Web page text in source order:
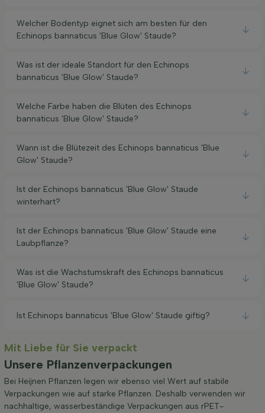
Welcher Bodentyp eignet sich am besten für den
Echinops bannaticus 'Blue Glow' Staude?
Was ist der ideale Standort für den Echinops
bannaticus 'Blue Glow' Staude?
Welche Farbe haben die Blüten des Echinops
bannaticus 'Blue Glow' Staude?
Wann ist die Blütezeit des Echinops bannaticus 'Blue
Glow' Staude?
Ist der Echinops bannaticus 'Blue Glow' Staude
winterhart?
Ist der Echinops bannaticus 'Blue Glow' Staude eine
Laubpflanze?
Was ist die Wachstumskraft des Echinops bannaticus
'Blue Glow' Staude?
Ist Echinops bannaticus 'Blue Glow' Staude giftig?
Mit Liebe für Sie verpackt
Unsere Pflanzenverpackungen
Bei Heijnen Pflanzen legen wir ebenso viel Wert auf stabile
Verpackungen wie auf starke Pflanzen. Deshalb verwenden wir
nachhaltige, wasserbeständige Verpackungen aus rPET-